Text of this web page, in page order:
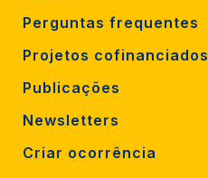
Perguntas frequentes
Projetos cofinanciados
Publicações
Newsletters
Criar ocorrência